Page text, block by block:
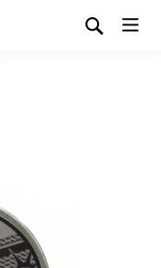
Discos Abrasivos